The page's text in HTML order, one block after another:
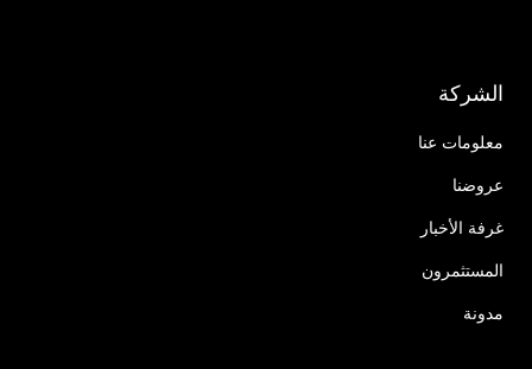
الشركة
معلومات عنا
عروضنا
غرفة الأخبار
المستثمرون
مدونة